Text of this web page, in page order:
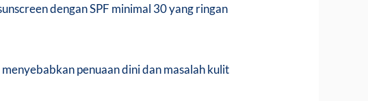
dengan SPF minimal 30 yang ringan
penuaan dini dan masalah kulit